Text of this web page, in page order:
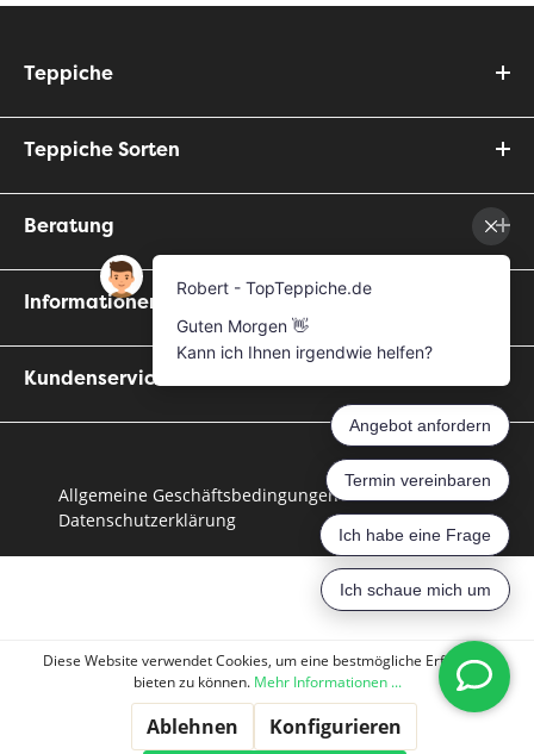
Teppiche
Teppiche Sorten
Beratung
Informationen
Kundenservice
Allgemeine Geschäftsbedingungen
Datenschutzerklärung
Diese Website verwendet Cookies, um eine bestmögliche Erfahrung
bieten zu können. Mehr Informationen ...
Ablehnen Konfigurieren